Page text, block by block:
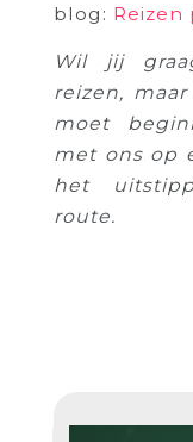
blog:
Wil jij
reizen,
moet
met ons op
het
route.